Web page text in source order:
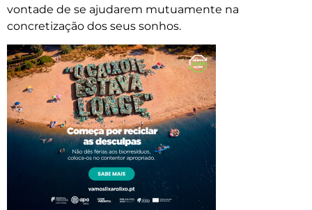
vontade de se ajudarem mutuamente na
concretização dos seus sonhos.